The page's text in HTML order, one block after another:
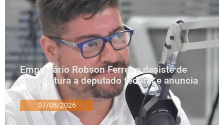
Empresário Robson Ferreira desiste de
candidatura a deputado federal e anuncia
apoios
07/08/2026